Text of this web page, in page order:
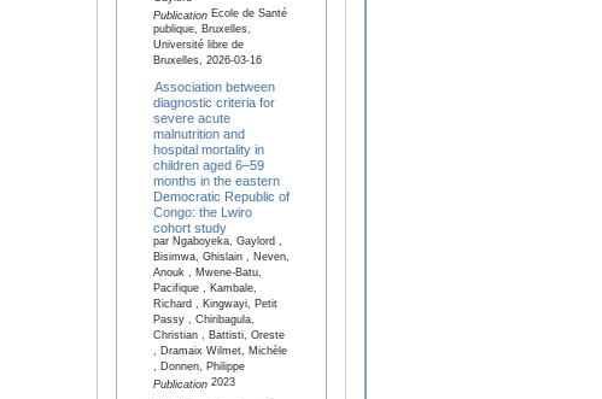
PublicationEcole de Santé
publique, Bruxelles,
Université libre de
Bruxelles, 2026-03-16
Association between
diagnostic criteria for
severe acute
malnutrition and
hospital mortality in
children aged 6–59
months in the eastern
Democratic Republic of
Congo: the Lwiro
cohort study
par Ngaboyeka, Gaylord ,
Bisimwa, Ghislain , Neven,
Anouk , Mwene-Batu,
Pacifique , Kambale,
Richard , Kingwayi, Petit
Passy , Chiribagula,
Christian , Battisti, Oreste
, Dramaix Wilmet, Michèle
, Donnen, Philippe
Publication2023